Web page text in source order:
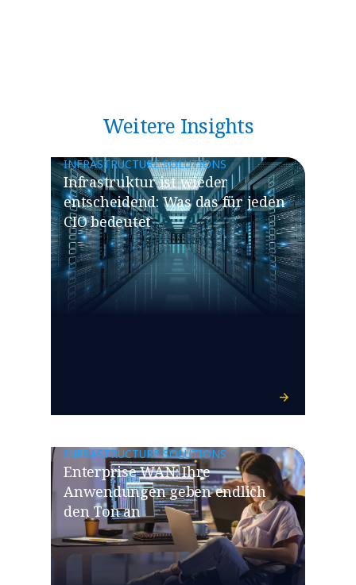
Weitere Insights
INFRASTRUCTURE SOLUTIONS
​​Infrastruktur ist wieder
entscheidend: Was das für jeden
CIO bedeutet​
INFRASTRUCTURE SOLUTIONS
​​Enterprise WAN: Ihre
Anwendungen geben endlich
den Ton an​